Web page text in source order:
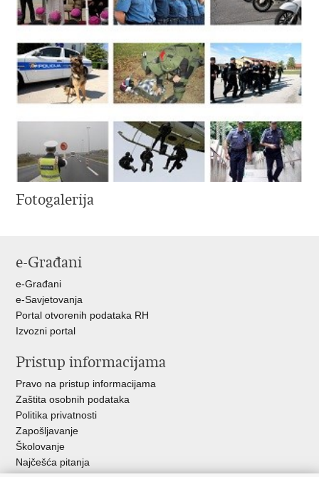
Fotogalerija
e-Građani
e-Građani
e-Savjetovanja
Portal otvorenih podataka RH
Izvozni portal
Pristup informacijama
Pravo na pristup informacijama
Zaštita osobnih podataka
Politika privatnosti
Zapošljavanje
Školovanje
Najčešća pitanja